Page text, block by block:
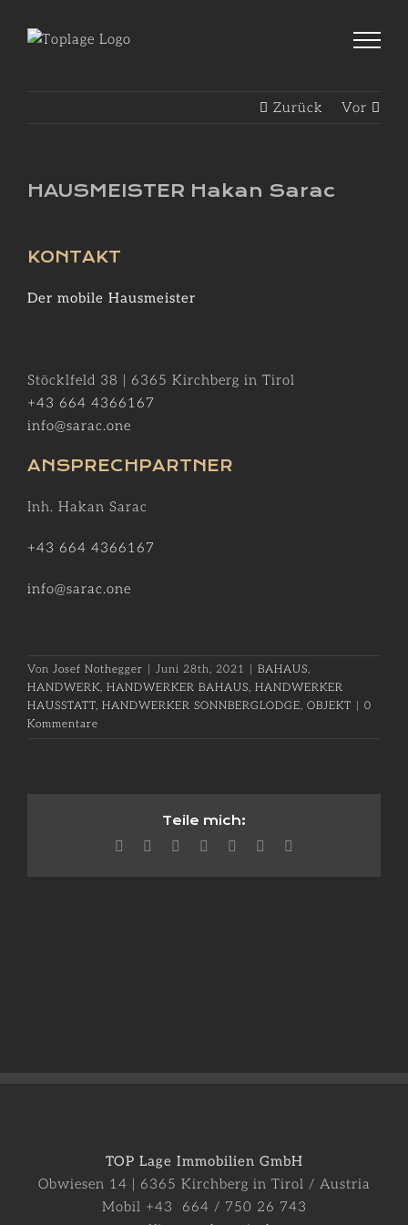
Inhalt
Zurück Vor
HAUSMEISTER Hakan Sarac
KONTAKT
Der mobile Hausmeister
Stöcklfeld 38 | 6365 Kirchberg in Tirol
+43 664 4366167
info@sarac.one
ANSPRECHPARTNER
Inh. Hakan Sarac
+43 664 4366167
info@sarac.one
Von Josef Nothegger Juni 28th, 2021 BAHAUS,
HANDWERK, HANDWERKER BAHAUS, HANDWERKER
HAUSSTATT, HANDWERKER SONNBERGLODGE, OBJEKT
0
Kommentare
Teile mich:
Facebook RedditLinkedInWhatsApp
Pinterest
TOP Lage Immobilien GmbH
Obwiesen 14 | 6365 Kirchberg in Tirol / Austria
Mobil +43 664 / 750 26 743